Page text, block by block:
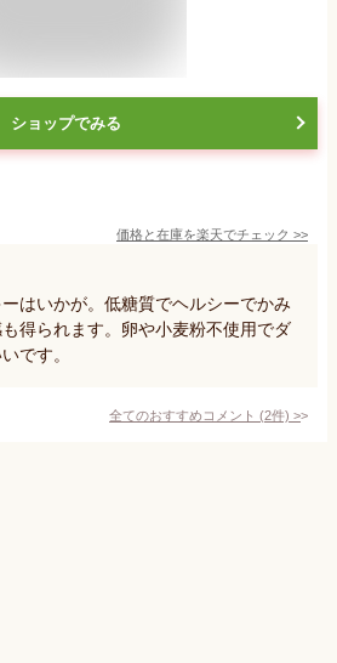
ショップでみる
価格と在庫を楽天でチェック >>
はいかが。低糖質でヘルシーでかみ
得られます。卵や小麦粉不使用でダ
です。
全てのおすすめコメント (2件) >